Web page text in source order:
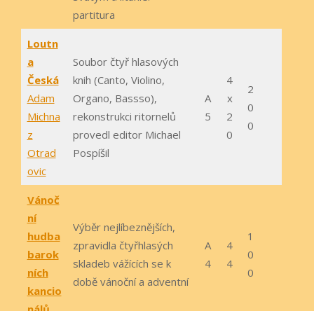
partitura
Loutn
a
Česká
Adam
Michna
z
Otrad
ovic
Soubor čtyř hlasových
knih (Canto, Violino,
Organo, Bassso),
rekonstrukci ritornelů
provedl editor Michael
Pospíšil
A
5
4
x
2
0
2
0
0
Vánoč
ní
hudba
barok
ních
kancio
Výběr nejlíbeznějších,
zpravidla čtyřhlasých
skladeb vážících se k
době vánoční a adventní
A
4
4
4
1
0
0